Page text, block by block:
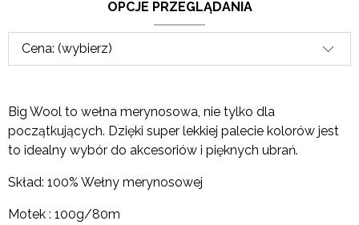
OPCJE PRZEGLĄDANIA
Cena: (wybierz)
Big Wool to wełna merynosowa, nie tylko dla
początkujących. Dzięki super lekkiej palecie kolorów jest
to idealny wybór do akcesoriów i pięknych ubrań.
Skład: 100% Wełny merynosowej
Motek : 100g/80m